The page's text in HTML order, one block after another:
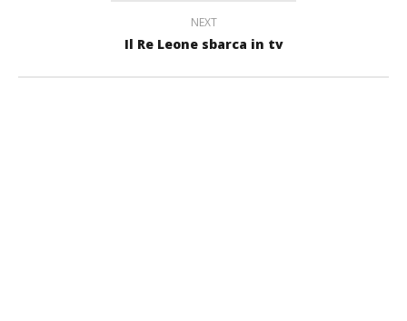
NEXT
Il Re Leone sbarca in tv